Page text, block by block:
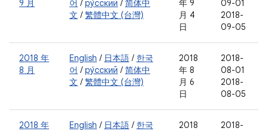
9 月
어 /ру́сский /简体中
文 /繁體中文 (台灣)
年 9
月 4
日
09-01
2018-
09-05
2018 年
8 月
English / 日本語 / 한국
어 /ру́сский /简体中
文 /繁體中文 (台灣)
2018
年 8
月 6
日
2018-
08-01
2018-
08-05
2018 年
English / 日本語 / 한국
2018
2018-